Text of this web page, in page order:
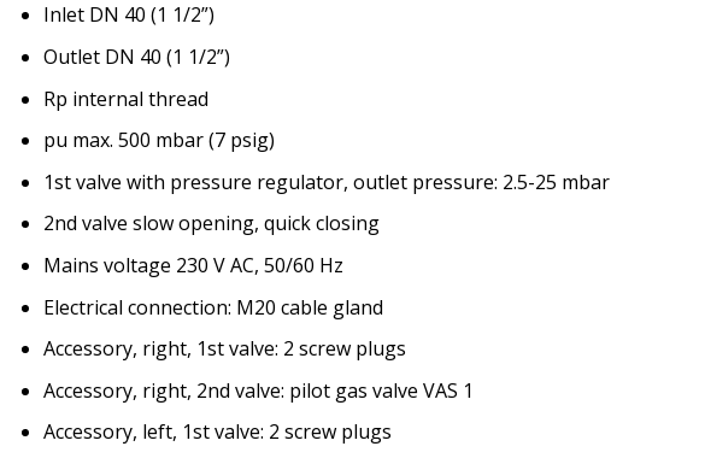
Inlet DN 40 (1 1/2”)
Outlet DN 40 (1 1/2”)
Rp internal thread
pu max. 500 mbar (7 psig)
1st valve with pressure regulator, outlet pressure: 2.5-25 mbar
2nd valve slow opening, quick closing
Mains voltage 230 V AC, 50/60 Hz
Electrical connection: M20 cable gland
Accessory, right, 1st valve: 2 screw plugs
Accessory, right, 2nd valve: pilot gas valve VAS 1
Accessory, left, 1st valve: 2 screw plugs